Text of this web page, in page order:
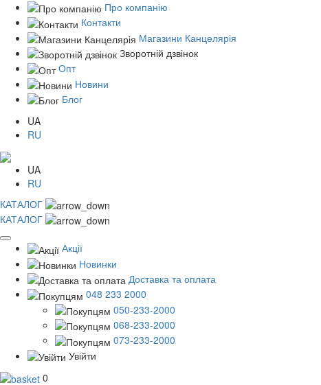
Про компанію
Контакти
Магазини Канцелярія
Зворотній дзвінок
Опт
Новини
Блог
UA
RU
UA
RU
КАТАЛОГ
КАТАЛОГ
Акції
Новинки
Доставка та оплата
048 233 2000
050-233-2000
068-233-2000
073-233-2000
Увійти
0